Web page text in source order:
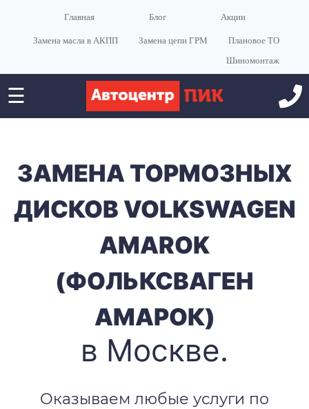
Главная Блог Акции
Замена масла в АКПП Замена цепи ГРМ
Плановое ТО
Шиномонтаж
☰
ЗАМЕНА ТОРМОЗНЫХ
ДИСКОВ VOLKSWAGEN
AMAROK
(ФОЛЬКСВАГЕН
АМАРОК)
в Москве.
Оказываем любые услуги по